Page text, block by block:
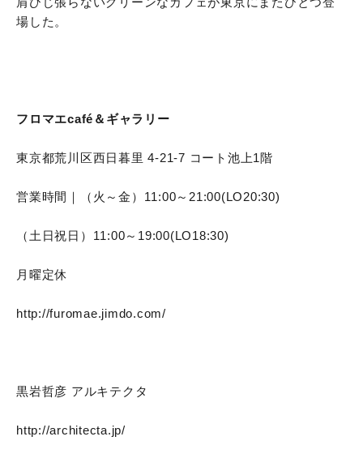
場した。
フロマエcafé＆ギャラリー
東京都荒川区西日暮里 4-21-7 コート池上1階
営業時間｜（火～金）11:00～21:00(LO20:30)
（土日祝日）11:00～19:00(LO18:30)
月曜定休
http://furomae.jimdo.com/
黒岩哲彦 アルキテクタ
http://architecta.jp/